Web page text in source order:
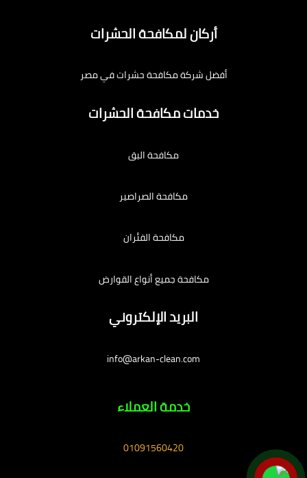
أركان لمكافحة الحشرات
أفضل شركة مكافحة حشرات في مصر
خدمات مكافحة الحشرات
مكافحة البق
مكافحة الصراصير
مكافحة الفئران
مكافحة جميع أنواع القوارض
البريد الإلكتروني
info@arkan-clean.com
خدمة العملاء
01091560420